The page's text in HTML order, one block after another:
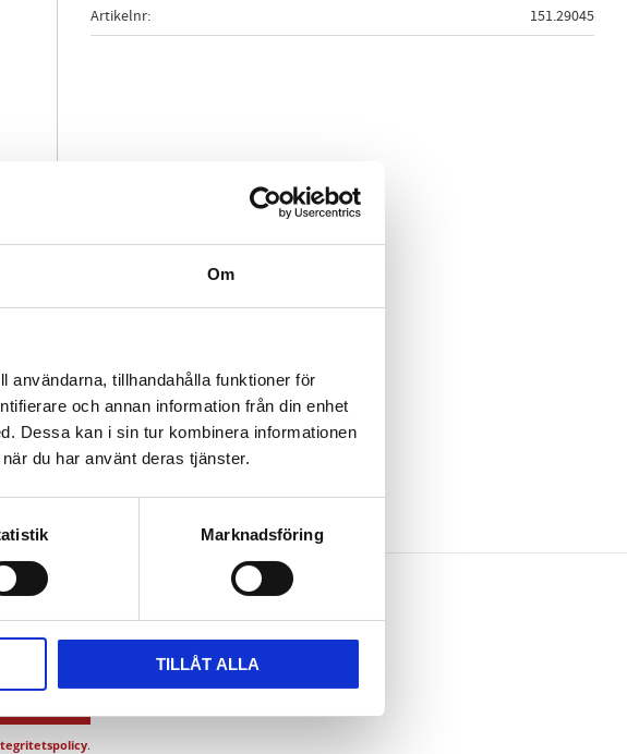
Om
användarna, tillhandahålla funktioner för
och annan information från din enhet
Dessa kan i sin tur kombinera informationen
du har använt deras tjänster.
Marknadsföring
TILLÅT ALLA
Artikelnr 151.29045
.